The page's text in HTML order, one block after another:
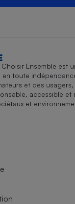
Choisir Ensemble est
toute
et des
accessible et
et